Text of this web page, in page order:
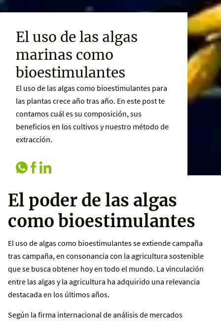
El uso de las algas
marinas como
bioestimulantes
El uso de las algas como bioestimulantes para
las plantas crece año tras año. En este post te
contamos cuál es su composición, sus
beneficios en los cultivos y nuestro método de
extracción.
El poder de las algas
como bioestimulantes
El uso de algas como bioestimulantes se extiende campaña
tras campaña, en consonancia con la agricultura sostenible
que se busca obtener hoy en todo el mundo. La vinculación
entre las algas y la agricultura ha adquirido una relevancia
destacada en los últimos años.
Según la firma internacional de análisis de mercados